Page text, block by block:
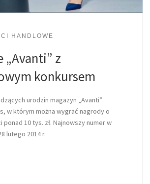
HANDLOWE
„Avanti” z
konkursem
urodzin magazyn „Avanti”
w którym można wygrać nagrody o
ponad 10 tys. zł. Najnowszy numer w
lutego 2014 r.